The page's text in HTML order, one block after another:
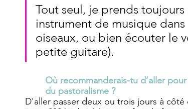
Tout seul, je prends
instrument de musique
oiseaux, ou bien écouter le
petite guitare).
Où recommanderais-tu d’aller
du pastoralisme ?
D'aller passer deux ou trois jours à côté